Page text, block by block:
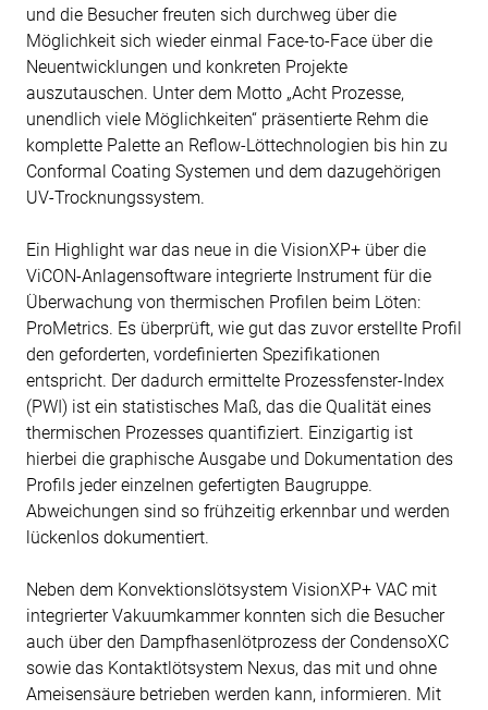
und die Besucher freuten sich durchweg über die
Möglichkeit sich wieder einmal Face-to-Face über die
Neuentwicklungen und konkreten Projekte
auszutauschen. Unter dem Motto „Acht Prozesse,
unendlich viele Möglichkeiten“ präsentierte Rehm die
komplette Palette an Reflow-Löttechnologien bis hin zu
Conformal Coating Systemen und dem dazugehörigen
UV-Trocknungssystem.
Ein Highlight war das neue in die VisionXP+ über die
ViCON-Anlagensoftware integrierte Instrument für die
Überwachung von thermischen Profilen beim Löten:
ProMetrics. Es überprüft, wie gut das zuvor erstellte Profil
den geforderten, vordefinierten Spezifikationen
entspricht. Der dadurch ermittelte Prozessfenster-Index
(PWI) ist ein statistisches Maß, das die Qualität eines
thermischen Prozesses quantifiziert. Einzigartig ist
hierbei die graphische Ausgabe und Dokumentation des
Profils jeder einzelnen gefertigten Baugruppe.
Abweichungen sind so frühzeitig erkennbar und werden
lückenlos dokumentiert.
Neben dem Konvektionslötsystem VisionXP+ VAC mit
integrierter Vakuumkammer konnten sich die Besucher
auch über den Dampfhasenlötprozess der CondensoXC
sowie das Kontaktlötsystem Nexus, das mit und ohne
Ameisensäure betrieben werden kann, informieren. Mit